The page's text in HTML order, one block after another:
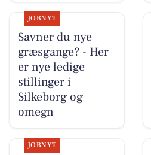
JOBNYT
Savner du nye
græsgange? - Her
er nye ledige
stillinger i
Silkeborg og
omegn
JOBNYT